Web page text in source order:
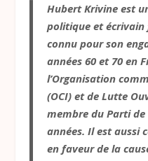
Hubert Krivine est
politique et
connu pour son
années 60 et 70 en
l’Organisation
(OCI) et de Lutte
membre du Parti
années. Il est aussi
en faveur de la